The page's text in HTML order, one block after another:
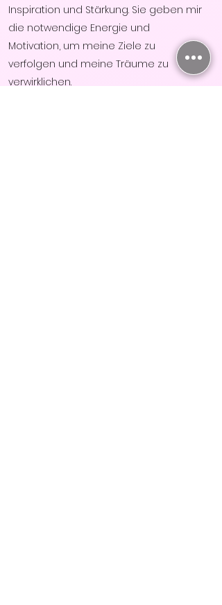
Inspiration und Stärkung. Sie geben mir
die notwendige Energie und
Motivation, um meine Ziele zu
verfolgen und meine Träume zu
verwirklichen.